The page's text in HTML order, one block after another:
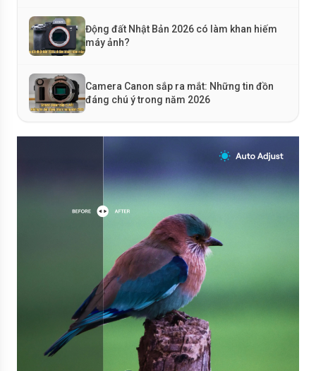
Động đất Nhật Bản 2026 có làm khan hiếm
máy ảnh?
Camera Canon sắp ra mắt: Những tin đồn
đáng chú ý trong năm 2026